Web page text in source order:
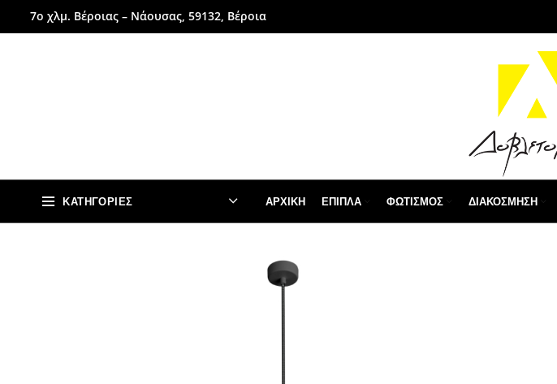
7ο χλμ. Βέροιας – Νάουσας, 59132, Βέροια
ΚΑΤΗΓΟΡΊΕΣ ΑΡΧΙΚΉ ΈΠΙΠΛΑ ΦΩΤΙΣΜΌΣ ΔΙΑΚΌΣΜΗΣΗ